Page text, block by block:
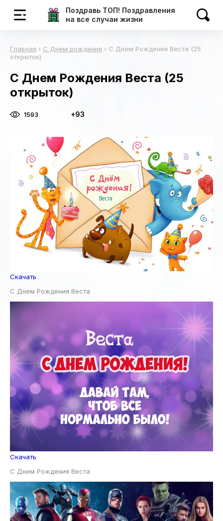
Поздравь ТОП! Поздравления
на все случаи жизни
Главная › С Днем рождения › С Днем Рождения Веста (25
открыток)
С Днем Рождения Веста (25
открыток)
1593 +93
Скачать
С Днем Рождения Веста
Скачать
С Днем Рождения Веста